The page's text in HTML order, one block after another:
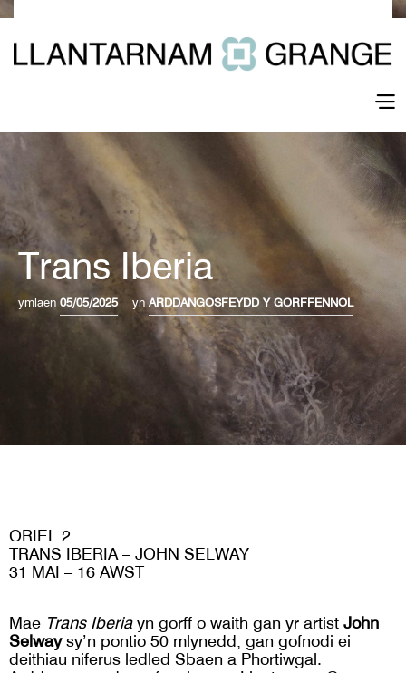
Trans Iberia
ymlaen 05/05/2025 yn ARDDANGOSFEYDD Y GORFFENNOL
ORIEL 2
TRANS IBERIA – JOHN SELWAY
31 MAI – 16 AWST
Mae Trans Iberiayn gorff o waith gan yr artist John
Selwaysy’n pontio 50 mlynedd, gan gofnodi ei
deithiau niferus ledled Sbaen a Phortiwgal.